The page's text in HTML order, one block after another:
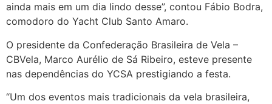
ainda mais em um dia lindo desse”, contou Fábio Bodra,
comodoro do Yacht Club Santo Amaro.
O presidente da Confederação Brasileira de Vela –
CBVela, Marco Aurélio de Sá Ribeiro, esteve presente
nas dependências do YCSA prestigiando a festa.
“Um dos eventos mais tradicionais da vela brasileira,